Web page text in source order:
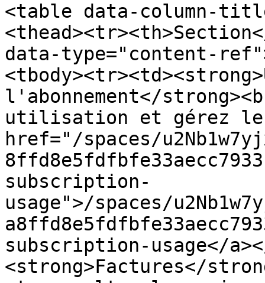
<table data-column-
data-type="content-
l'abonnement</
utilisation et gérez les
href="/spaces/
subscription-
usage">/spaces/
subscription-usage</
<strong>Factures</